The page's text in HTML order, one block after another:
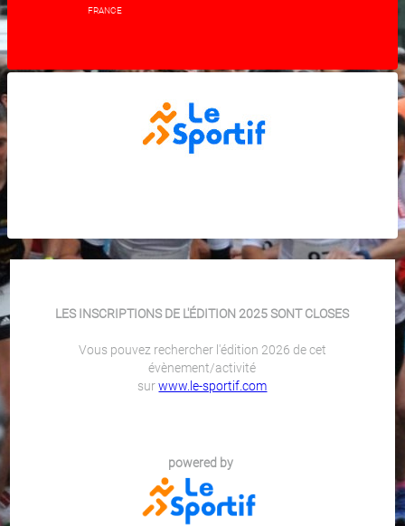
FRANCE
LES INSCRIPTIONS DE L'ÉDITION 2025 SONT CLOSES
Vous pouvez rechercher l'édition 2026 de cet
évènement/activité
surwww.le-sportif.com
powered by